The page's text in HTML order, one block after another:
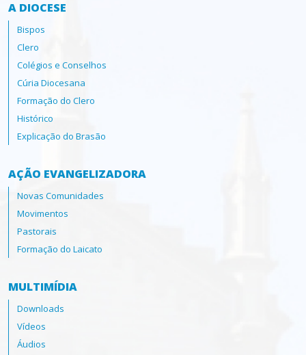
A DIOCESE
Bispos
Clero
Colégios e Conselhos
Cúria Diocesana
Formação do Clero
Histórico
Explicação do Brasão
AÇÃO EVANGELIZADORA
Novas Comunidades
Movimentos
Pastorais
Formação do Laicato
MULTIMÍDIA
Downloads
Vídeos
Áudios